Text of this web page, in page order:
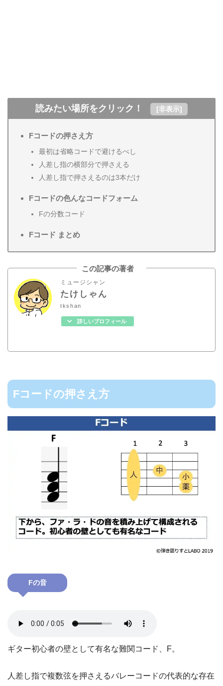
読みたい場所をクリック！ [非表示]
Fコードの押さえ方
最初は省略コードで避けるべし
人差し指の横部分で押さえる
人差し指で押さえるのは3本だけ
Fコードの色んなコードフォーム
Fの分数コード
Fコード まとめ
この記事の著者
ミュージシャン
たけしゃん
tkshan
詳しいプロフィール
Fコードの押さえ方
Fの音
ギター初心者の壁として有名な難関コード、F。
人差し指で複数弦を押さえるバレーコードの代表的な存在